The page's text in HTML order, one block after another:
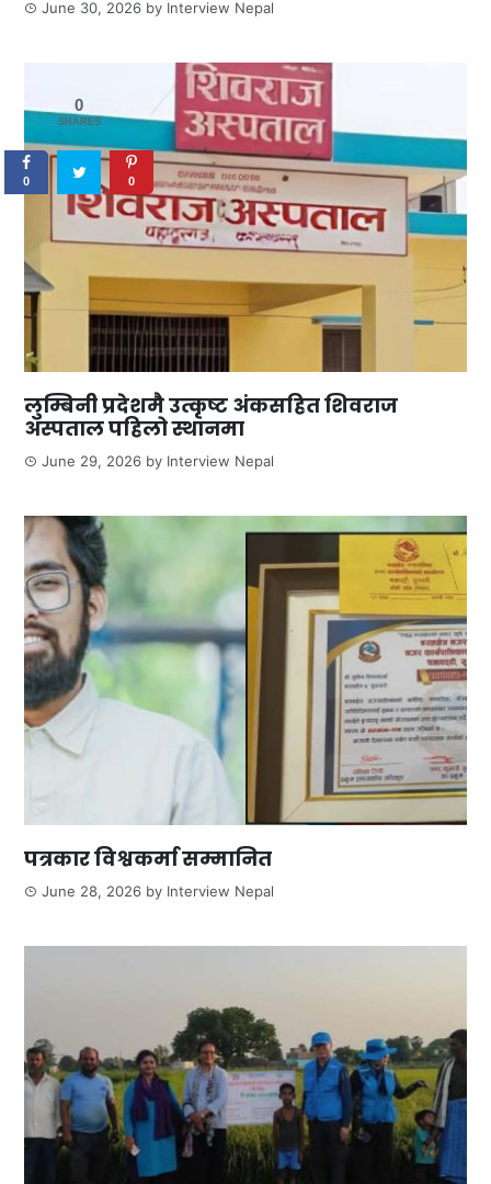
June 30, 2026 by Interview Nepal
लुम्बिनी प्रदेशमै उत्कृष्ट अंकसहित शिवराज
अस्पताल पहिलो स्थानमा
June 29, 2026 by Interview Nepal
पत्रकार विश्वकर्मा सम्मानित
June 28, 2026 by Interview Nepal
0
SHARES
0 0